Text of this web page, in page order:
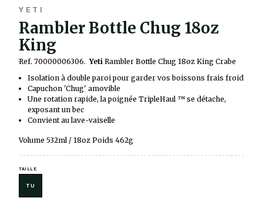
YETI
Rambler Bottle Chug 18oz
King
Ref. 70000006306. Yeti Rambler Bottle Chug 18oz King Crabe
Isolation à double paroi pour garder vos boissons frais froid
Capuchon 'Chug' amovible
Une rotation rapide, la poignée TripleHaul ™ se détache,
exposant un bec
Convient au lave-vaiselle
Volume 532ml / 18oz Poids 462g
TAILLE
TU